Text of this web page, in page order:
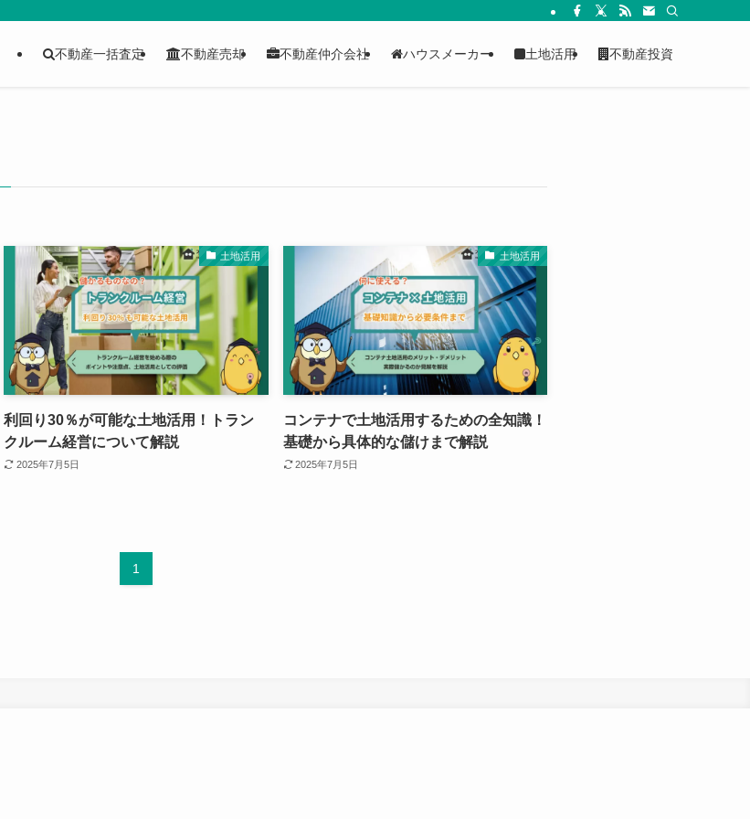
不動産一括査定 不動産売却 不動産仲介会社 ハウスメーカー 土地活用 不動産投資
土地活用
利回り30％が可能な土地活用！トラン
クルーム経営について解説
2025年7月5日
土地活用
コンテナで土地活用するための全知識！
基礎から具体的な儲けまで解説
2025年7月5日
1